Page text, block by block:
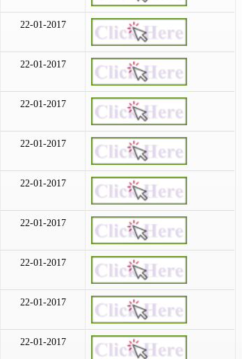
22-01-2017
22-01-2017
22-01-2017
22-01-2017
22-01-2017
22-01-2017
22-01-2017
22-01-2017
22-01-2017